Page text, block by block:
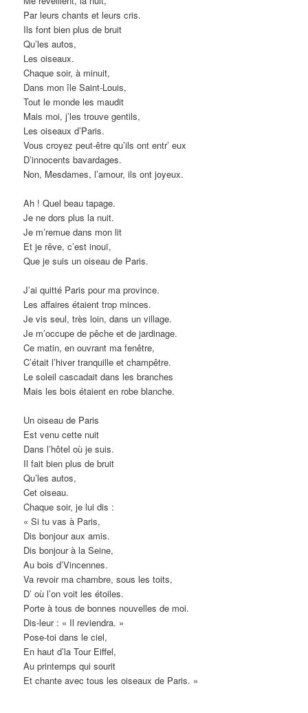
Par leurs chants et leurs cris.
Ils font bien plus de bruit
Qu’les autos,
Les oiseaux.
Chaque soir, à minuit,
Dans mon île Saint-Louis,
Tout le monde les maudit
Mais moi, j’les trouve gentils,
Les oiseaux d’Paris.
Vous croyez peut-être qu’ils ont entr’ eux
D’innocents bavardages.
Non, Mesdames, l’amour, ils ont joyeux.
Ah ! Quel beau tapage.
Je ne dors plus la nuit.
Je m’remue dans mon lit
Et je rêve, c’est inouï,
Que je suis un oiseau de Paris.
J’ai quitté Paris pour ma province.
Les affaires étaient trop minces.
Je vis seul, très loin, dans un village.
Je m’occupe de pêche et de jardinage.
Ce matin, en ouvrant ma fenêtre,
C’était l’hiver tranquille et champêtre.
Le soleil cascadait dans les branches
Mais les bois étaient en robe blanche.
Un oiseau de Paris
Est venu cette nuit
Dans l’hôtel où je suis.
Il fait bien plus de bruit
Qu’les autos,
Cet oiseau.
Chaque soir, je lui dis :
« Si tu vas à Paris,
Dis bonjour aux amis.
Dis bonjour à la Seine,
Au bois d’Vincennes.
Va revoir ma chambre, sous les toits,
D’ où l’on voit les étoiles.
Porte à tous de bonnes nouvelles de moi.
Dis-leur : « Il reviendra. »
Pose-toi dans le ciel,
En haut d’la Tour Eiffel,
Au printemps qui sourit
Et chante avec tous les oiseaux de Paris. »